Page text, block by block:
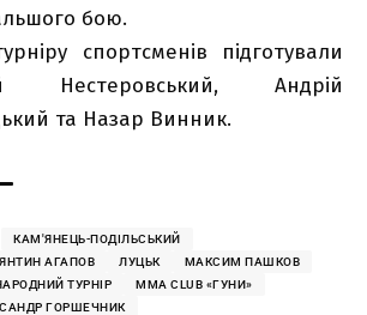
бою.
спортсменів підготували
Нестеровський, Андрій
та Назар Винник.
КАМ'ЯНЕЦЬ-ПОДІЛЬСЬКИЙ
АГАПОВ
ЛУЦЬК
МАКСИМ ПАШКОВ
ТУРНІР
ММА CLUB «ГУНИ»
ГОРШЕЧНИК